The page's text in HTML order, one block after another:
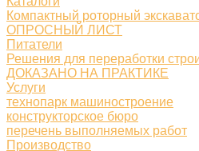
Компактный роторный
ОПРОСНЫЙ ЛИСТ
Питатели
Решения для переработки
ДОКАЗАНО НА ПРАКТИКЕ
Услуги
технопарк машиностроение
конструкторское бюро
перечень выполняемых работ
Производство